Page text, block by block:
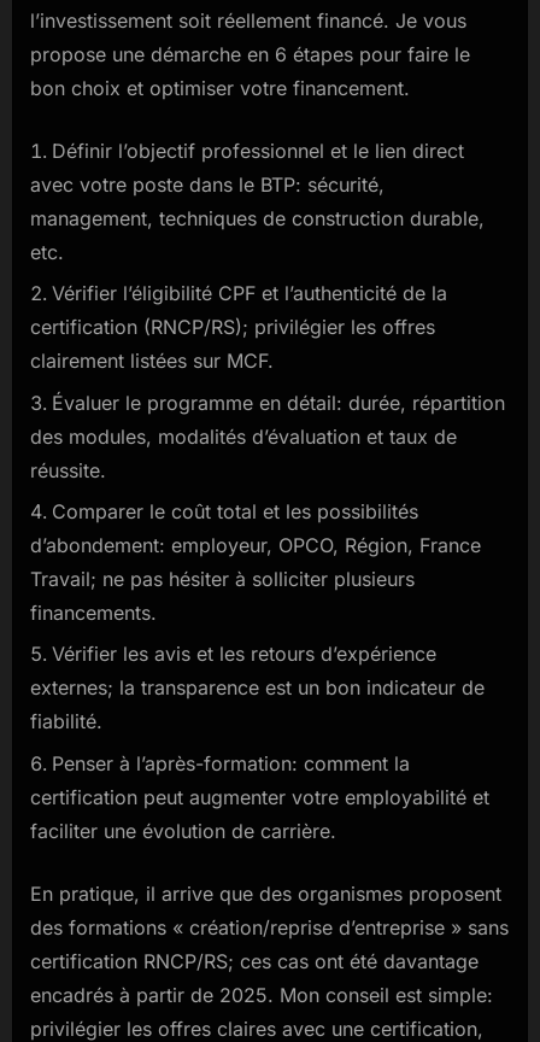
l’investissement soit réellement financé. Je vous
propose une démarche en 6 étapes pour faire le
bon choix et optimiser votre financement.
Définir l’objectif professionnel et le lien direct
avec votre poste dans le BTP: sécurité,
management, techniques de construction durable,
etc.
Vérifier l’éligibilité CPF et l’authenticité de la
certification (RNCP/RS); privilégier les offres
clairement listées sur MCF.
Évaluer le programme en détail: durée, répartition
des modules, modalités d’évaluation et taux de
réussite.
Comparer le coût total et les possibilités
d’abondement: employeur, OPCO, Région, France
Travail; ne pas hésiter à solliciter plusieurs
financements.
Vérifier les avis et les retours d’expérience
externes; la transparence est un bon indicateur de
fiabilité.
Penser à l’après-formation: comment la
certification peut augmenter votre employabilité et
faciliter une évolution de carrière.
En pratique, il arrive que des organismes proposent
des formations « création/reprise d’entreprise » sans
certification RNCP/RS; ces cas ont été davantage
encadrés à partir de 2025. Mon conseil est simple:
privilégier les offres claires avec une certification,